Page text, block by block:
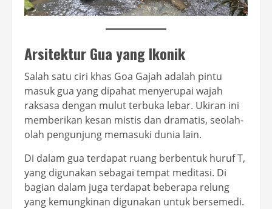
Arsitektur Gua yang Ikonik
Salah satu ciri khas Goa Gajah adalah pintu
masuk gua yang dipahat menyerupai wajah
raksasa dengan mulut terbuka lebar. Ukiran ini
memberikan kesan mistis dan dramatis, seolah-
olah pengunjung memasuki dunia lain.
Di dalam gua terdapat ruang berbentuk huruf T,
yang digunakan sebagai tempat meditasi. Di
bagian dalam juga terdapat beberapa relung
yang kemungkinan digunakan untuk bersemedi.